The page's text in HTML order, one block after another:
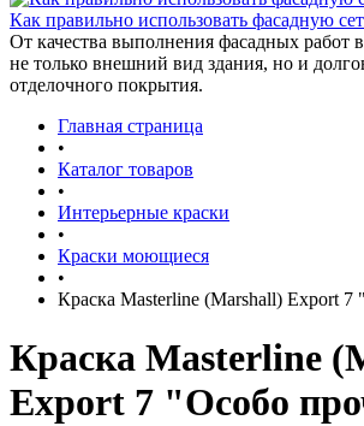
Как правильно использовать фасадную
От качества выполнения фасадных работ
не только внешний вид здания, но и
отделочного покрытия.
Главная страница
•
Каталог товаров
•
Интерьерные краски
•
Краски моющиеся
•
Краска Masterline (Marshall) Export 7
Краска Masterline
Export 7 "Особо